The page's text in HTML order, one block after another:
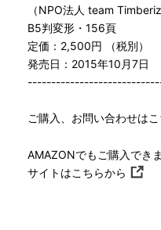
（NPO法人 team
B5判変形・156頁
定価：2,500円 （税別）
発売日：2015年10月7日
ご購入、お問い合わせは
AMAZONでもご購入でき
サイトはこちらから